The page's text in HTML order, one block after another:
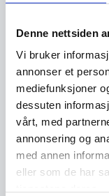
Denne nettsiden
Vi bruker
annonser et
mediefunksjoner
dessuten
vårt, med
annonsering og
med annen
eller som de har
stabil de siste
til misbruk av
nett økt
prosent i 2025.
fra toppen i fjor
den nest
på nett. Det er
som er